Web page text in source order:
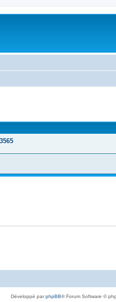
Développé parphpBB® Forum Software ©